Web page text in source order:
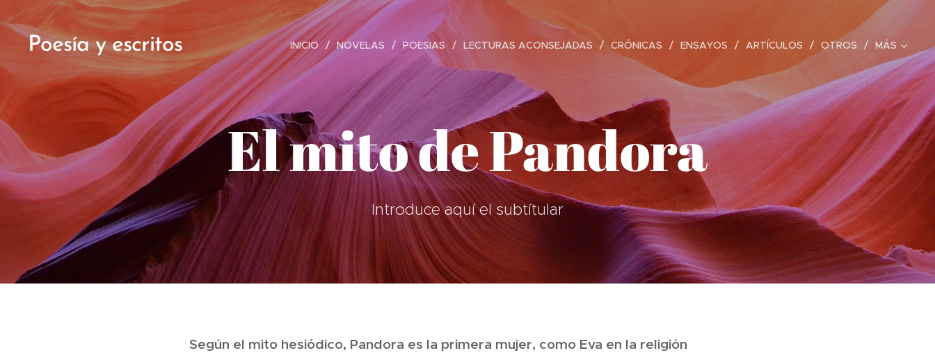
Poesía y escritos INICIO NOVELAS POESIAS LECTURAS ACONSEJADAS CRÓNICAS ENSAYOS ARTÍCULOS OTROS MÁS
El mito de Pandora
Introduce aquí el subtítular
Según el mito hesiódico, Pandora es la primera mujer, como Eva en la religión